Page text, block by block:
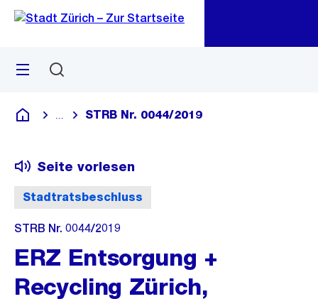
Navigation
Sprunglink
Menü
Deutsch
Blende alle Breadcrumbs ein
STRB Nr. 0044/2019
Stadtratsbeschluss
Seite vorlesen
STRB Nr. 0044/2019
ERZ Entsorgung +
Recycling Zürich,